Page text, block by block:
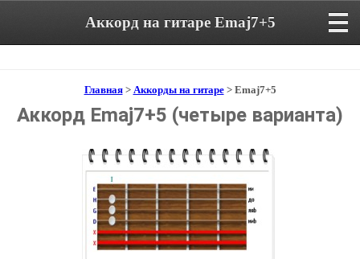
Аккорд на гитаре Emaj7+5
Главная> Аккорды на гитаре> Emaj7+5
Аккорд Emaj7+5 (четыре варианта)